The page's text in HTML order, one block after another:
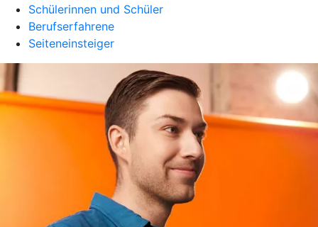
Schülerinnen und Schüler
Berufserfahrene
Seiteneinsteiger